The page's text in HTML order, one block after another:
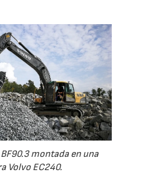
montada en una
Volvo EC240.